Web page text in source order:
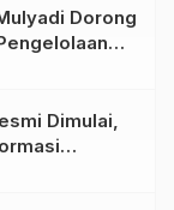
Dorong
Dimulai,
Jadi